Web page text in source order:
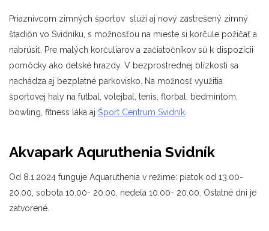
Priaznivcom zimných športov slúži aj nový zastrešený zimný
štadión vo Svidníku, s možnosťou na mieste si korčule požičať a
nabrúsiť. Pre malých korčuliarov a začiatočníkov sú k dispozícii
pomôcky ako detské hrazdy. V bezprostrednej blízkosti sa
nachádza aj bezplatné parkovisko. Na možnosť využitia
športovej haly na futbal, volejbal, tenis, florbal, bedmintom,
bowling, fitness láka aj Šport Centrum Svidník
Akvapark Aquruthenia Svidník
Od 8.1.2024 funguje Aquaruthenia v režime: piatok od 13.00-
20.00, sobota 10.00- 20.00, nedeľa 10.00- 20.00. Ostatné dni je
zatvorené.